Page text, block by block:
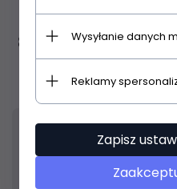
819,00PLN
Wysyłanie danych
Reklamy
Zapisz